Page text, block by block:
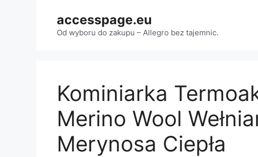
accesspage.eu
Od wyboru do zakupu – Allegro bez tajemnic.
Kominiarka
Merino Wool
Merynosa Ciepła